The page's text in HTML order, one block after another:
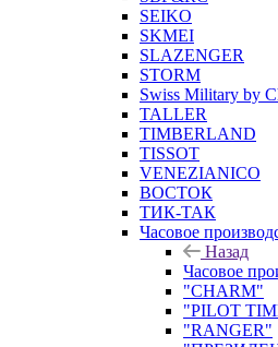
SEIKO
SKMEI
SLAZENGER
STORM
Swiss Military by
TALLER
TIMBERLAND
TISSOT
VENEZIANICO
ВОСТОК
ТИК-ТАК
Часовое
Назад
Часовое
"CHARM"
"PILOT
"RANGER"